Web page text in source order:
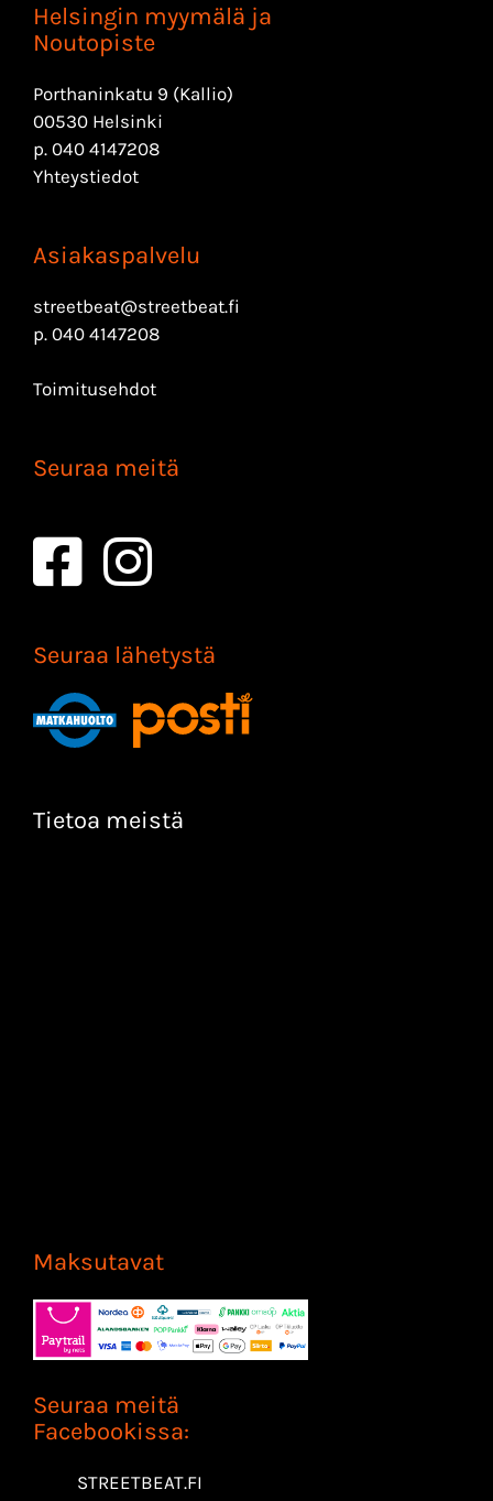
Helsingin myymälä ja
Noutopiste
Porthaninkatu 9 (Kallio)
00530 Helsinki
p. 040 4147208
Yhteystiedot
Asiakaspalvelu
streetbeat@streetbeat.fi
p. 040 4147208
Toimitusehdot
Seuraa meitä
Seuraa lähetystä
Tietoa meistä
Maksutavat
Seuraa meitä
Facebookissa:
STREETBEAT.FI